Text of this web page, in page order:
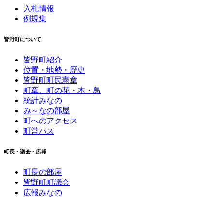
入札情報
例規集
皆野町について
皆野町紹介
位置・地勢・歴史
皆野町町民憲章
町章、町の花・木・鳥
統計みなの
み～なの部屋
町へのアクセス
町営バス
町長・議会・広報
町長の部屋
皆野町町議会
広報みなの